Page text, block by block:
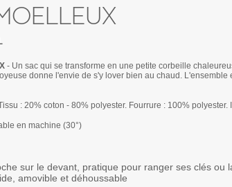
- Un sac qui se transforme en une petite corbeille
donne l'envie de s'y lover bien au chaud. L'ensemble
: 20% coton - 80% polyester. Fourrure : 100% polyester.
en machine (30°)
sur le devant, pratique pour ranger ses clés ou
amovible et déhoussable